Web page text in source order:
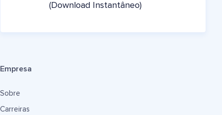
(Download Instantâneo)
Empresa
Sobre
Carreiras